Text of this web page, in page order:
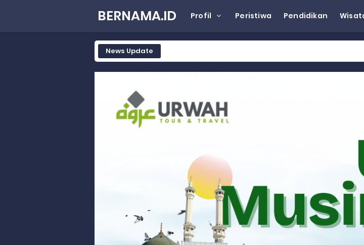
BERNAMA.ID Profil Peristiwa Pendidikan
News Update
Rahmat Saleh Komitmen Penguatan Kapasitas Dai dan Akademisi
Rahmat Saleh Resmikan Hunian Tetap KARTA untuk Korban Banjir
Wakili Gubernur Sumbar, Kabiro Kesra Hadiri dan Berikan Arahan pada
RELIS KEJAKSAAN TINGGI SUMATERA BARAT
RELIS KEJAKSAAN TINGGI SUMATERA BARAT
RELIS KEJAKSAAN TINGGI SUMATERA BARAT
Peringati Hari Koperasi ke-79, Wagub Sumbar Dorong Koperasi Jadi